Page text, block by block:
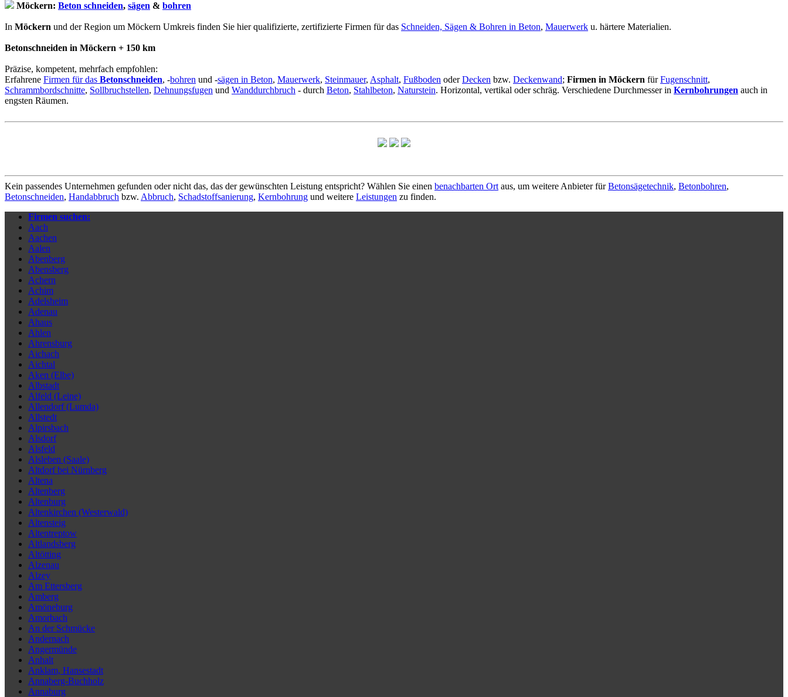
Möckern: Beton schneiden, sägen & bohren
In Möckern und der Region um Möckern Umkreis finden Sie hier qualifizierte, zertifizierte Firmen für das Schneiden, Sägen & Bohren in Beton, Mauerwerk u. härtere Materialien.
Betonschneiden in Möckern + 150 km
Präzise, kompetent, mehrfach empfohlen:
Erfahrene Firmen für das Betonschneiden, -bohren und -sägen in Beton, Mauerwerk, Steinmauer, Asphalt, Fußboden oderDecken bzw. Deckenwand; Firmen in Möckern fürFugenschnitt,
Schrammbordschnitte, Sollbruchstellen, Dehnungsfugen und Wanddurchbruch - durch Beton, Stahlbeton, Naturstein. Horizontal, vertikal oder schräg. Verschiedene Durchmesser in Kernbohrungen auch in
engsten Räumen.
Kein passendes Unternehmen gefunden oder nicht das, das der gewünschten Leistung entspricht? Wählen Sie einen benachbarten Ort aus, um weitere Anbieter fürBetonsägetechnik, Betonbohren,
Betonschneiden, Handabbruch bzw. Abbruch, Schadstoffsanierung, Kernbohrung und weitere Leistungen zu finden.
Firmen suchen:
Aach
Aachen
Aalen
Abenberg
Abensberg
Achern
Achim
Adelsheim
Adenau
Ahaus
Ahlen
Ahrensburg
Aichach
Aichtal
Aken (Elbe)
Albstadt
Alfeld (Leine)
Allendorf (Lumda)
Allstedt
Alpirsbach
Alsdorf
Alsfeld
Alsleben (Saale)
Altdorf bei Nürnberg
Altena
Altenberg
Altenburg
Altenkirchen (Westerwald)
Altensteig
Altentreptow
Altlandsberg
Altötting
Alzenau
Alzey
Am Ettersberg
Amberg
Amöneburg
Amorbach
An der Schmücke
Andernach
Angermünde
Anhalt
Anklam, Hansestadt
Annaberg-Buchholz
Annaburg